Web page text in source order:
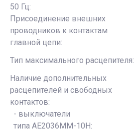
50 Гц:
Присоединение внешних
проводников к контактам
главной цепи:
Тип максимального расцепителя:
Наличие дополнительных
расцепителей и свободных
контактов:
- выключатели
типа АЕ2036ММ-10Н: